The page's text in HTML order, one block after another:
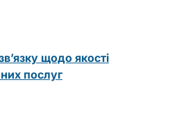
щодо якості
послуг